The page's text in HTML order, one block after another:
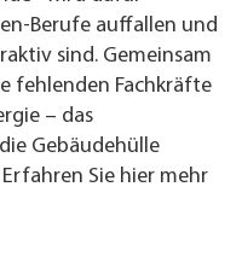
Berufe auffallen und
sind. Gemeinsam
fehlenden Fachkräfte
– das
Gebäudehülle
Sie hier mehr